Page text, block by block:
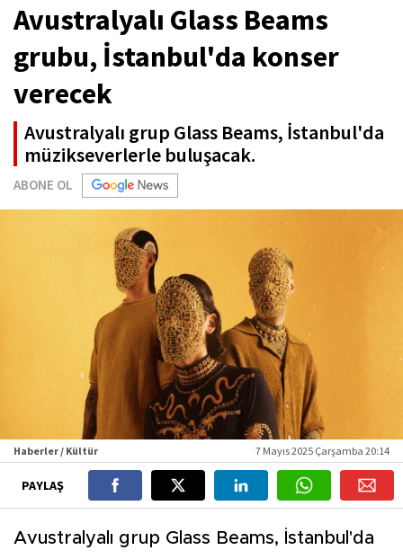
Avustralyalı Glass Beams
grubu, İstanbul'da konser
verecek
Avustralyalı grup Glass Beams, İstanbul'da
müzikseverlerle buluşacak.
ABONE OL
Haberler / Kültür 7 Mayıs 2025 Çarşamba 20:14
PAYLAŞ
Avustralyalı grup Glass Beams, İstanbul'da